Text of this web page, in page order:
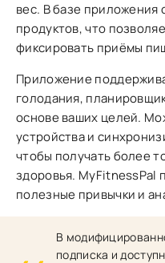
вес. В базе
продуктов, что
фиксировать приёмы
Приложение
голодания,
основе ваших целей.
устройства и
чтобы получать более
здоровья. MyFitnessPal
полезные привычки и
В
подписка и